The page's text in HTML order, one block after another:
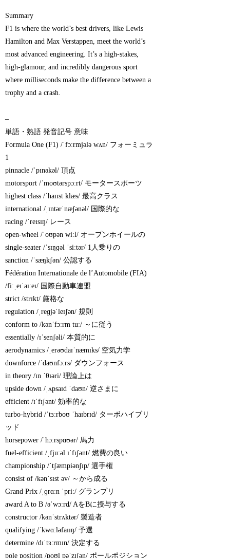
Summary
F1 is where the world’s best drivers, like Lewis
Hamilton and Max Verstappen, meet the world’s
most advanced engineering. It’s a high-stakes,
high-glamour, and incredibly dangerous sport
where milliseconds make the difference between a
trophy and a crash.
–
単語・熟語 発音記号 意味
Formula One (F1) /ˈfɔːrmjələ wʌn/ フォーミュラ
1
pinnacle /ˈpɪnəkəl/ 頂点
motorsport /ˈmoʊtərspɔːrt/ モータースポーツ
highest class /ˈhaɪɪst klæs/ 最高クラス
international /ˌɪntərˈnæʃənəl/ 国際的な
racing /ˈreɪsɪŋ/ レース
open-wheel /ˈoʊpən wiːl/ オープンホイールの
single-seater /ˈsɪŋɡəl ˈsiːtər/ 1人乗りの
sanction /ˈsæŋkʃən/ 公認する
Fédération Internationale de l’Automobile (FIA)
/fiːˌeɪˈaɪːeɪ/ 国際自動車連盟
strict /strɪkt/ 厳格な
regulation /ˌreɡjəˈleɪʃən/ 規則
conform to /kənˈfɔːrm tuː/ ～に従う
essentially /ɪˈsenʃəli/ 本質的に
aerodynamics /ˌerəʊdaɪˈnæmɪks/ 空気力学
downforce /ˈdaʊnfɔːrs/ ダウンフォース
in theory /ɪn ˈθɪəri/ 理論上は
upside down /ˌʌpsaɪd ˈdaʊn/ 逆さまに
efficient /ɪˈfɪʃənt/ 効率的な
turbo-hybrid /ˈtɜːrboʊ ˈhaɪbrɪd/ ターボハイブリ
ッド
horsepower /ˈhɔːrspɑʊər/ 馬力
fuel-efficient /ˌfjuːəl ɪˈfɪʃənt/ 燃費の良い
championship /ˈtʃæmpiənʃɪp/ 選手権
consist of /kənˈsɪst əv/ ～から成る
Grand Prix /ˌɡrɑːn ˈpriː/ グランプリ
award A to B /əˈwɔːrd/ AをBに授与する
constructor /kənˈstrʌktər/ 製造者
qualifying /ˈkwɑːləfaɪɪŋ/ 予選
determine /dɪˈtɜːrmɪn/ 決定する
pole position /poʊl pəˈzɪʃən/ ポールポジション